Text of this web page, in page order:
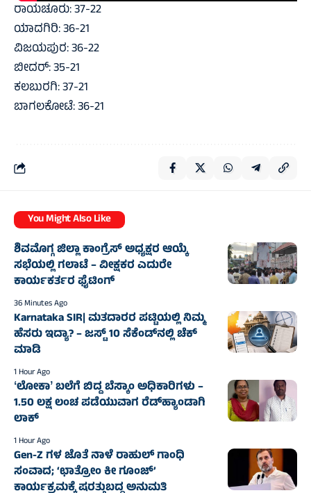
ರಾಯಚೂರು: 37-22
ಯಾದಗಿರಿ: 36-21
ವಿಜಯಪುರ: 36-22
ಬೀದರ್: 35-21
ಕಲಬುರಗಿ: 37-21
ಬಾಗಲಕೋಟೆ: 36-21
You Might Also Like
ಶಿವಮೊಗ್ಗ ಜಿಲ್ಲಾ ಕಾಂಗ್ರೆಸ್ ಅಧ್ಯಕ್ಷರ ಆಯ್ಕೆ
ಸಭೆಯಲ್ಲಿ ಗಲಾಟೆ – ವೀಕ್ಷಕರ ಎದುರೇ
ಕಾರ್ಯಕರ್ತರ ಫೈಟಿಂಗ್
36 Minutes Ago
Karnataka SIR| ಮತದಾರರ ಪಟ್ಟಿಯಲ್ಲಿ ನಿಮ್ಮ
ಹೆಸರು ಇದ್ಯಾ? – ಜಸ್ಟ್‌ 10 ಸೆಕೆಂಡ್‌ನಲ್ಲಿ ಚೆಕ್‌
ಮಾಡಿ
1 Hour Ago
ʻಲೋಕಾʼ ಬಲೆಗೆ ಬಿದ್ದ ಬೆಸ್ಕಾಂ ಅಧಿಕಾರಿಗಳು –
1.50 ಲಕ್ಷ ಲಂಚ ಪಡೆಯುವಾಗ ರೆಡ್‌ಹ್ಯಾಂಡಾಗಿ
ಲಾಕ್
1 Hour Ago
Gen-Z ಗಳ ಜೊತೆ ನಾಳೆ ರಾಹುಲ್‌ ಗಾಂಧಿ
ಸಂವಾದ; ‘ಛಾತ್ರೋಂ ಕೀ ಗೂಂಜ್’
ಕಾರ್ಯಕ್ರಮಕ್ಕೆ ಷರತ್ತುಬದ್ಧ ಅನುಮತಿ